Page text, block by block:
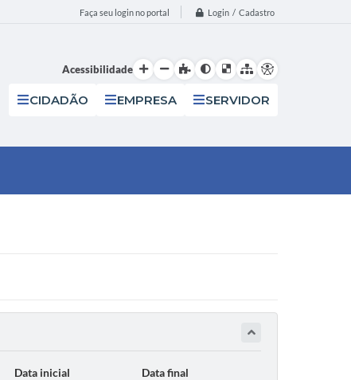
Faça seu login no portal Login / Cadastro
Acessibilidade
CIDADÃO EMPRESA SERVIDOR
Data inicial Data final